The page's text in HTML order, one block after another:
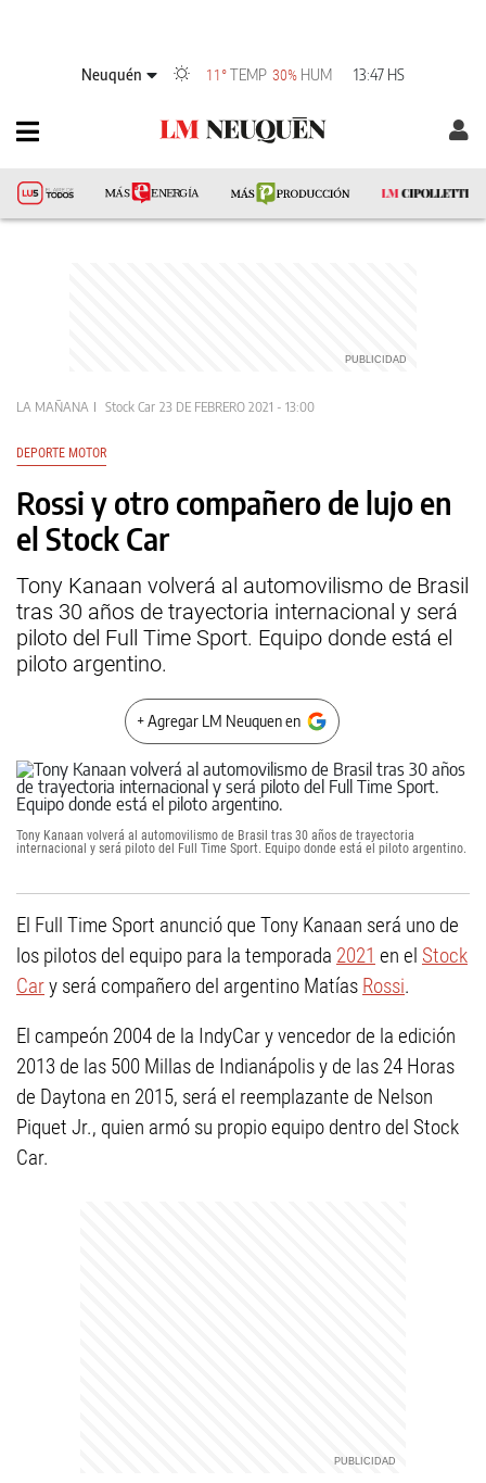
Neuquén 11°TEMP 30% HUM 13:47 HS
LA MAÑANA Stock Car 23 DE FEBRERO 2021 - 13:00
DEPORTE MOTOR
Rossi y otro compañero de lujo en
el Stock Car
Tony Kanaan volverá al automovilismo de Brasil
tras 30 años de trayectoria internacional y será
piloto del Full Time Sport. Equipo donde está el
piloto argentino.
+ Agregar LM Neuquen en
Tony Kanaan volverá al automovilismo de Brasil tras 30 años de trayectoria
internacional y será piloto del Full Time Sport. Equipo donde está el piloto argentino.
El Full Time Sport anunció que Tony Kanaan será uno de
los pilotos del equipo para la temporada 2021 en el Stock
Cary será compañero del argentino Matías Rossi.
El campeón 2004 de la IndyCar y vencedor de la edición
2013 de las 500 Millas de Indianápolis y de las 24 Horas
de Daytona en 2015, será el reemplazante de Nelson
Piquet Jr., quien armó su propio equipo dentro del Stock
Car.